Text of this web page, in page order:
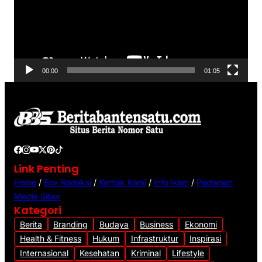
o
00:00 01:05
Link Penting
Home / Box Redaksi / Kontak Kami / Info Iklan / Pedoman
Media Siber
Kategori
Berita Branding Budaya Business
Ekonomi
Health & Fitness
Hukum Infrastruktur
Inspirasi
Internasional
Kesehatan Kriminal Lifestyle